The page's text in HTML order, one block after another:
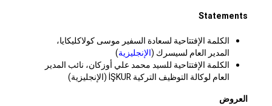
Statements
الكلمة الإفتتاحية لسعادة السفير موسى كولاكليكايا،
المدير العام لسيسرك ( الإنجليزية)
الكلمة الإفتتاحية للسيد محمد علي أوزكان، نائب المدير
العام لوكالة التوظيف التركية İŞKUR (الإنجليزية)
العروض